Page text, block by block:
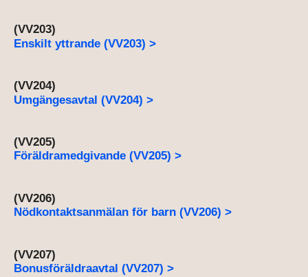
(VV203)
Enskilt yttrande (VV203) >
(VV204)
Umgängesavtal (VV204) >
(VV205)
Föräldramedgivande (VV205) >
(VV206)
Nödkontaktsanmälan för barn (VV206) >
(VV207)
Bonusföräldraavtal (VV207) >